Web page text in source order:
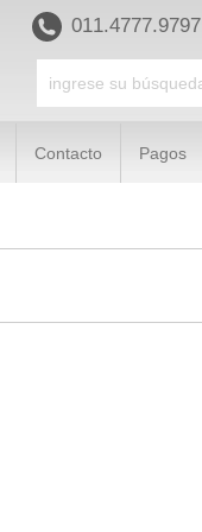
011.4777.9797
Contacto Pagos